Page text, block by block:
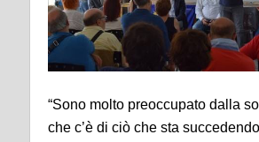
“Sono molto preoccupato dalla
che c’è di ciò che sta